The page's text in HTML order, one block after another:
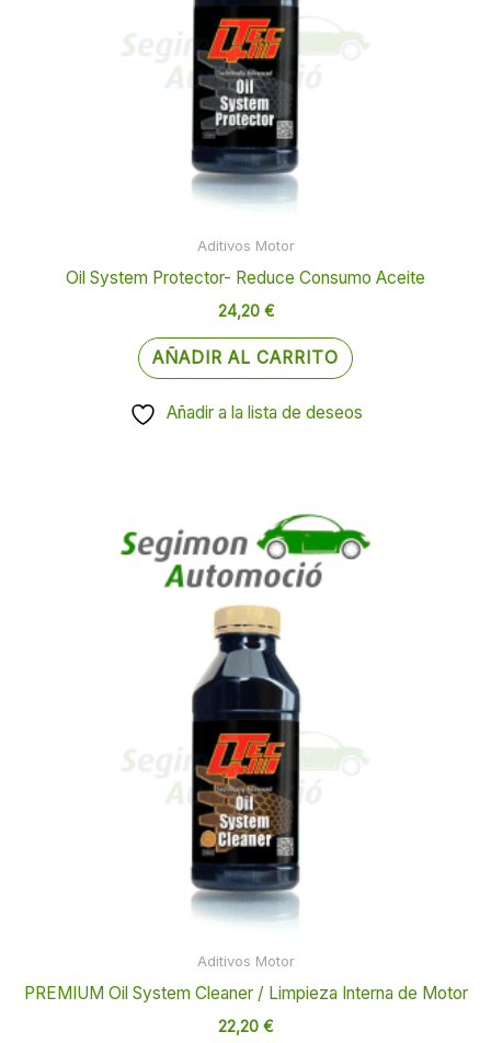
Aditivos Motor
Oil System Protector- Reduce Consumo Aceite
24,20 €
AÑADIR AL CARRITO
Añadir a la lista de deseos
Aditivos Motor
PREMIUM Oil System Cleaner / Limpieza Interna de Motor
22,20 €